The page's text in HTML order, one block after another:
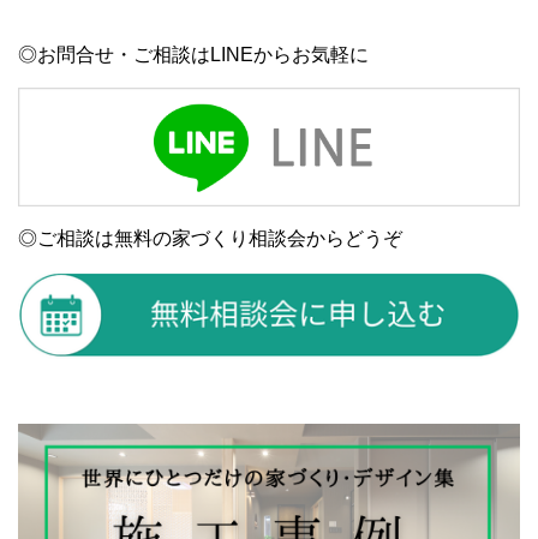
◎お問合せ・ご相談はLINEからお気軽に
◎ご相談は無料の家づくり相談会からどうぞ